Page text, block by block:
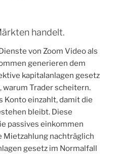
handelt.
von Zoom Video als
generieren dem
kapitalanlagen gesetz
Trader scheitern.
Konto einzahlt, damit die
bleibt. Diese
passives einkommen
Mietzahlung nachträglich
gesetz im Normalfall